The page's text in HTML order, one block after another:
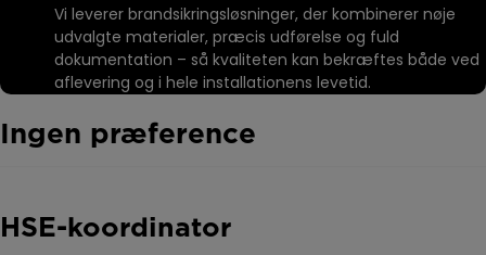
Vi leverer brandsikringsløsninger, der kombinerer nøje
udvalgte materialer, præcis udførelse og fuld
dokumentation – så kvaliteten kan bekræftes både ved
aflevering og i hele installationens levetid.
Ingen præference
HSE-koordinator